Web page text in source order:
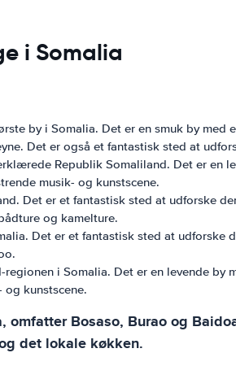
i Somalia
by i Somalia. Det er en smuk by
Det er også et fantastisk sted at
Republik Somaliland. Det er
musik- og kunstscene.
Det er et fantastisk sted at udforske
og kamelture.
Det er et fantastisk sted at
regionen i Somalia. Det er en levende
og kunstscene.
Bosaso, Burao og
det lokale køkken.